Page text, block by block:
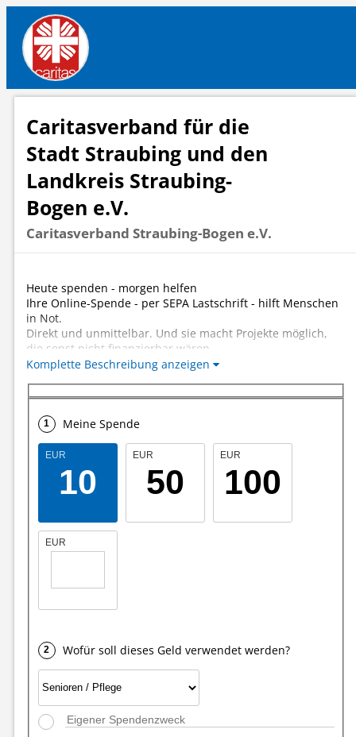
Caritasverband für die
Stadt Straubing und den
Landkreis Straubing-
Bogen e.V.
Caritasverband Straubing-Bogen e.V.
Heute spenden - morgen helfen
Ihre Online-Spende - per SEPA Lastschrift - hilft Menschen
in Not.
Direkt und unmittelbar. Und sie macht Projekte möglich,
die sonst nicht finanzierbar wären
Sie können den Spendenzweck frei wählen
Komplette Beschreibung anzeigen
Meine Spende
10
EUR
50
EUR
100
EUR
EUR
Wofür soll dieses Geld verwendet werden?